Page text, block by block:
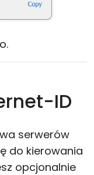
ID
serwerów
do kierowania
opcjonalnie